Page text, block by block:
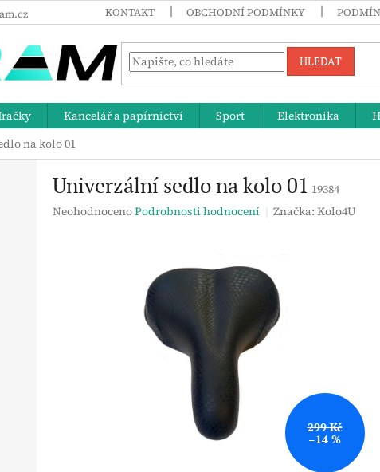
KONTAKT OBCHODNÍ PODMÍNKY
HLEDAT
Kancelář a papírnictví Sport Elektronika
na kolo 01
Univerzální sedlo na kolo 01 19384
Průměrné
NeohodnocenoPodrobnosti hodnocení Značka:Kolo4U
299 Kč
–14 %